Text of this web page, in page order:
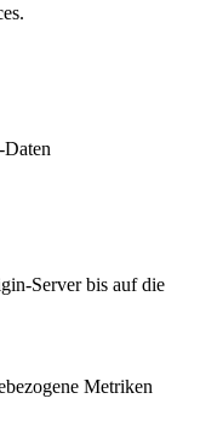
Server bis auf die
Metriken